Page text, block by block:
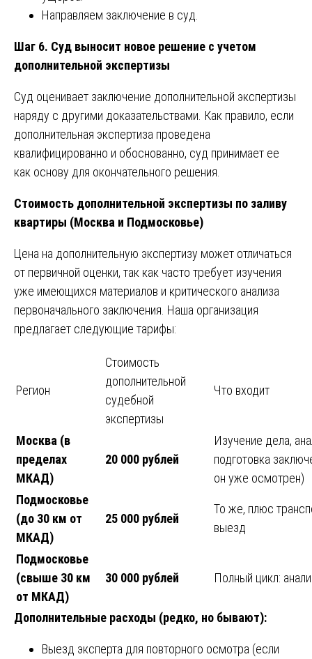
Направляем заключение в суд.
Шаг 6. Суд выносит новое решение с учетом
дополнительной экспертизы
Суд оценивает заключение дополнительной экспертизы
наряду с другими доказательствами. Как правило, если
дополнительная экспертиза проведена
квалифицированно и обоснованно, суд принимает ее
как основу для окончательного решения.
Стоимость дополнительной экспертизы по заливу
квартиры (Москва и Подмосковье)
Цена на дополнительную экспертизу может отличаться
от первичной оценки, так как часто требует изучения
уже имеющихся материалов и критического анализа
первоначального заключения. Наша организация
предлагает следующие тарифы:
Регион
Стоимость
дополнительной
судебной
экспертизы
Что входит
Москва (в
пределах
МКАД)
20 000 рублей
Изучение дела,
подготовка
он уже осмотрен)
Подмосковье
(до 30 км от
МКАД)
25 000 рублей
То же, плюс
выезд
Подмосковье
(свыше 30 км
от МКАД)
30 000 рублей Полный цикл:
Дополнительные расходы (редко, но бывают):
Выезд эксперта для повторного осмотра (если